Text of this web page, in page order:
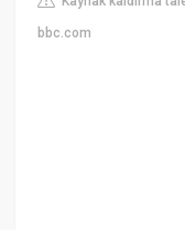
bbc.com